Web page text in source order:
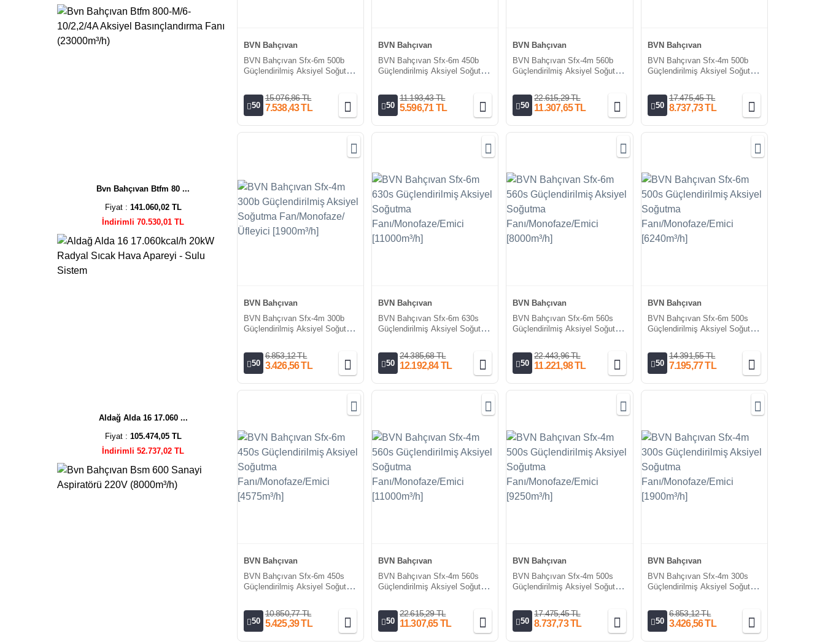
Bvn Bahçıvan Btfm 80 ...
Fiyat : 141.060,02 TL
İndirimli 70.530,01 TL
Aldağ Alda 16 17.060 ...
Fiyat : 105.474,05 TL
İndirimli 52.737,02 TL
BVN Bahçıvan
BVN Bahçıvan Sfx-6m 500b
Güçlendirilmiş Aksiyel Soğutma
50
15.076,86 TL
7.538,43 TL
BVN Bahçıvan
BVN Bahçıvan Sfx-6m 450b
Güçlendirilmiş Aksiyel Soğutma
50
11.193,43 TL
5.596,71 TL
BVN Bahçıvan
BVN Bahçıvan Sfx-4m 560b
Güçlendirilmiş Aksiyel Soğutma
50
22.615,29 TL
11.307,65 TL
BVN Bahçıvan
BVN Bahçıvan Sfx-4m 500b
Güçlendirilmiş Aksiyel Soğutma
50
17.475,45 TL
8.737,73 TL
BVN Bahçıvan
BVN Bahçıvan Sfx-4m 300b
Güçlendirilmiş Aksiyel Soğutma
50
6.853,12 TL
3.426,56 TL
BVN Bahçıvan
BVN Bahçıvan Sfx-6m 630s
Güçlendirilmiş Aksiyel Soğutma
50
24.385,68 TL
12.192,84 TL
BVN Bahçıvan
BVN Bahçıvan Sfx-6m 560s
Güçlendirilmiş Aksiyel Soğutma
50
22.443,96 TL
11.221,98 TL
BVN Bahçıvan
BVN Bahçıvan Sfx-6m 500s
Güçlendirilmiş Aksiyel Soğutma
50
14.391,55 TL
7.195,77 TL
BVN Bahçıvan
BVN Bahçıvan Sfx-6m 450s
Güçlendirilmiş Aksiyel Soğutma
50
10.850,77 TL
5.425,39 TL
BVN Bahçıvan
BVN Bahçıvan Sfx-4m 560s
Güçlendirilmiş Aksiyel Soğutma
50
22.615,29 TL
11.307,65 TL
BVN Bahçıvan
BVN Bahçıvan Sfx-4m 500s
Güçlendirilmiş Aksiyel Soğutma
50
17.475,45 TL
8.737,73 TL
BVN Bahçıvan
BVN Bahçıvan Sfx-4m 300s
Güçlendirilmiş Aksiyel Soğutma
50
6.853,12 TL
3.426,56 TL